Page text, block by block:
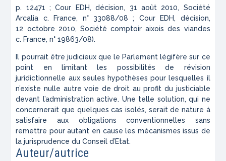
p. 12471 ; Cour EDH, décision, 31 août 2010, Société
Arcalia c. France, n° 33088/08 ; Cour EDH, décision,
12 octobre 2010, Société comptoir aixois des viandes
c. France, n° 19863/08).
Il pourrait être judicieux que le Parlement légifère sur ce
point en limitant les possibilités de révision
juridictionnelle aux seules hypothèses pour lesquelles il
n’existe nulle autre voie de droit au profit du justiciable
devant l’administration active. Une telle solution, qui ne
concernerait que quelques cas isolés, serait de nature à
satisfaire aux obligations conventionnelles sans
remettre pour autant en cause les mécanismes issus de
la jurisprudence du Conseil d’Etat.
Auteur/autrice